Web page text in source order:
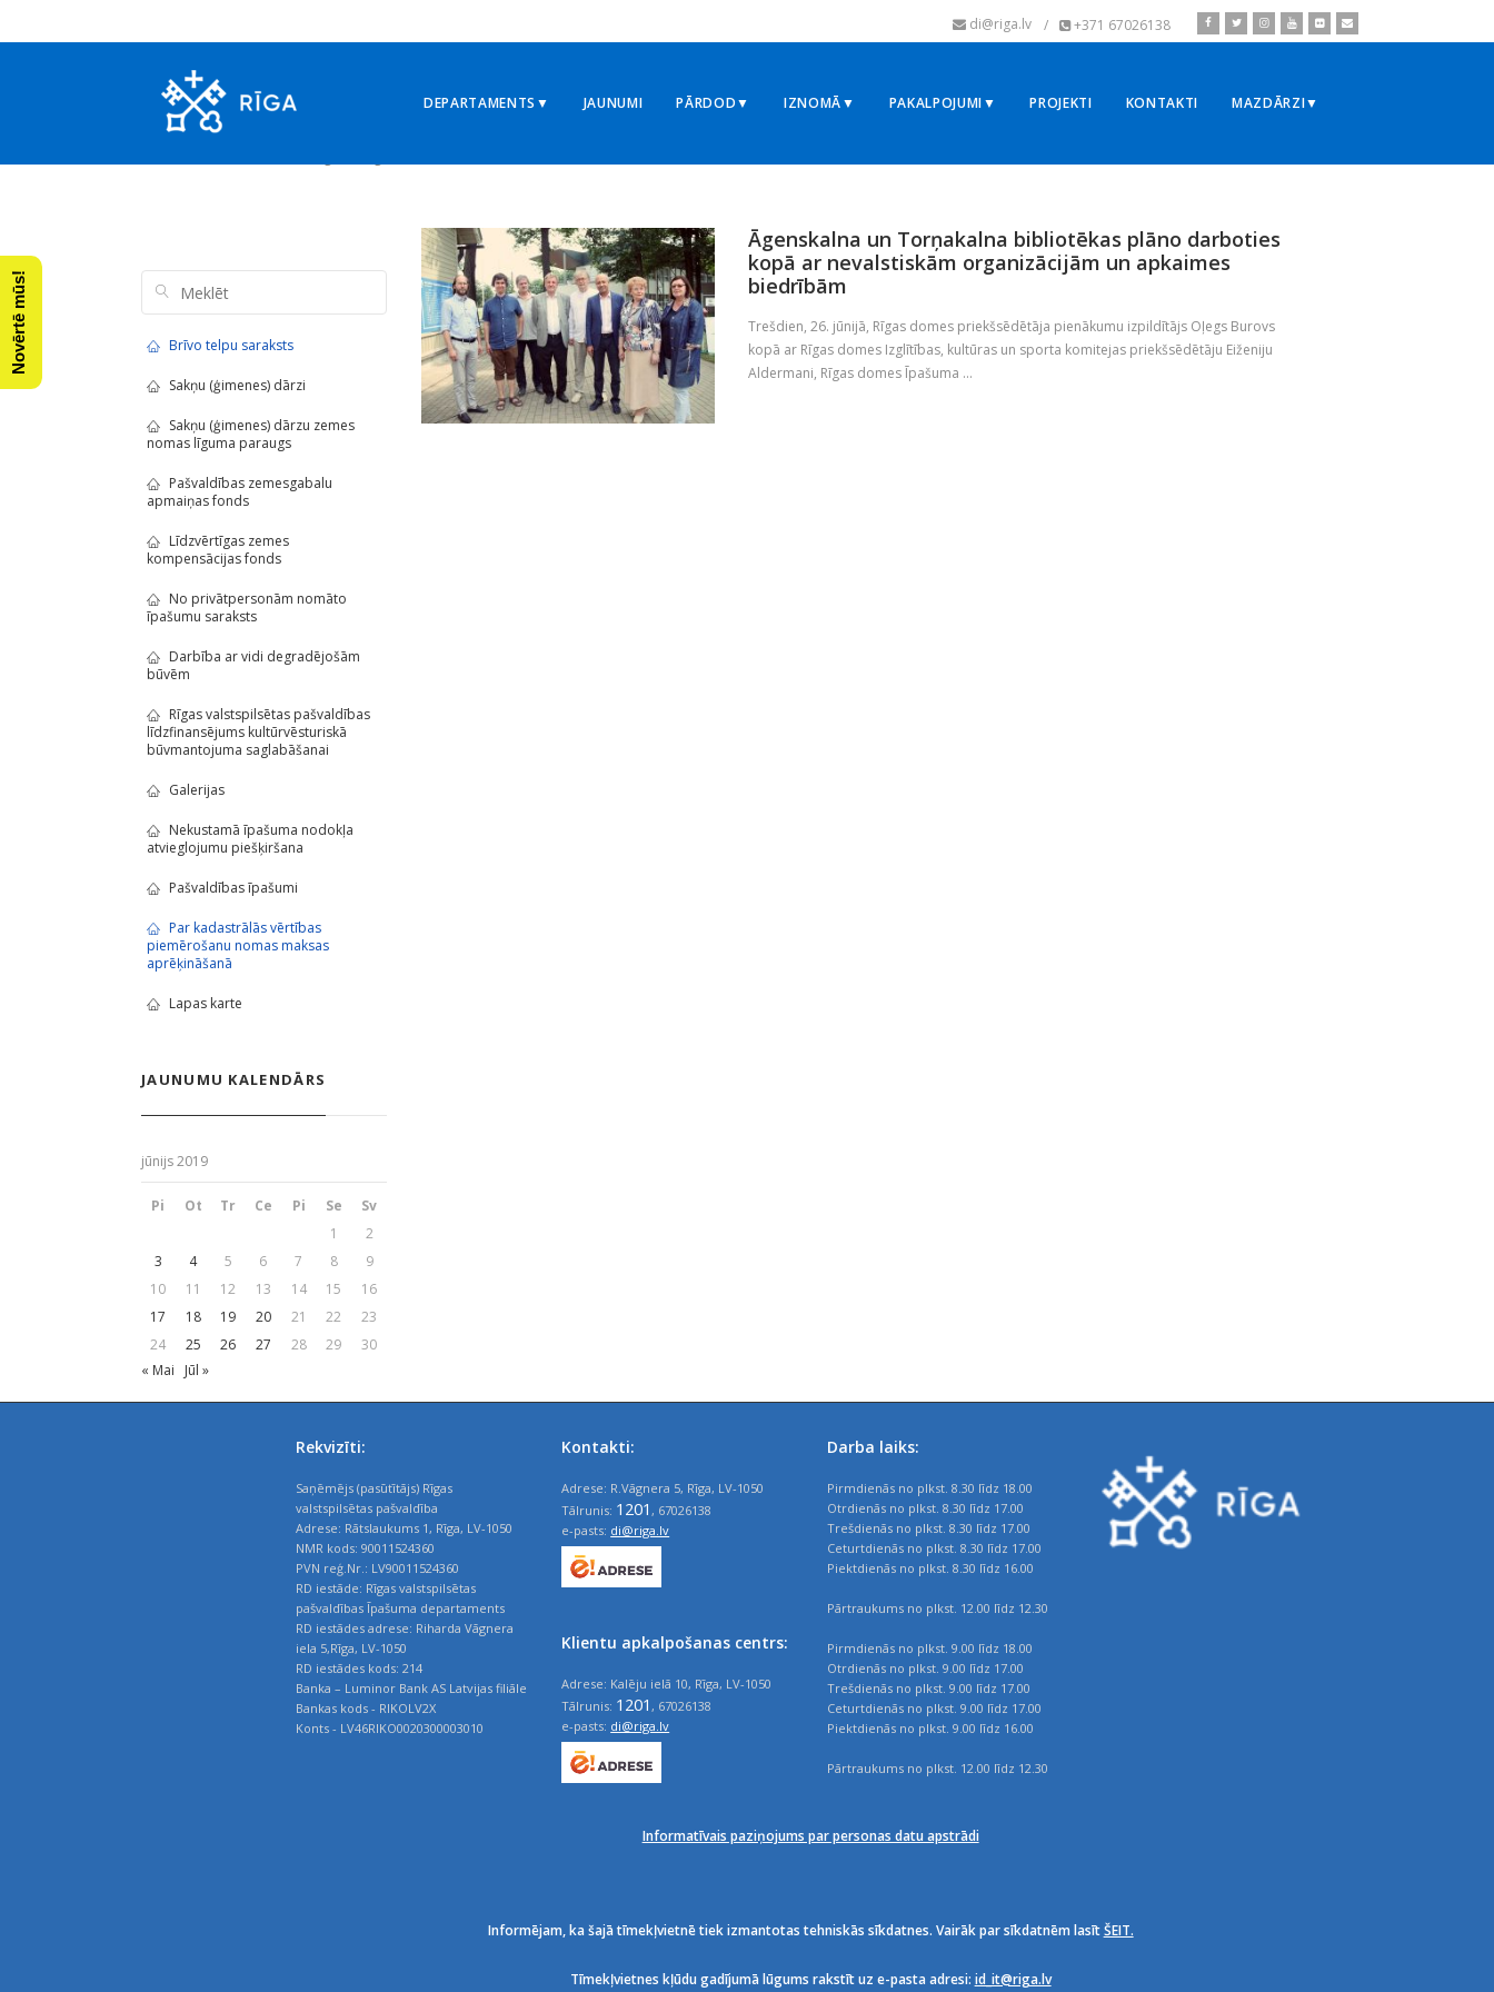
di@riga.lv / +371 67026138
DEPARTAMENTS▼ JAUNUMI PĀRDOD▼ IZNOMĀ▼ PAKALPOJUMI▼ PROJEKTI KONTAKTI MAZDĀRZI▼
Āgenskalna un Torņakalna bibliotēkas plāno darboties
kopā ar nevalstiskām organizācijām un apkaimes
biedrībām
Trešdien, 26. jūnijā, Rīgas domes priekšsēdētāja pienākumu izpildītājs Oļegs Burovs
kopā ar Rīgas domes Izglītības, kultūras un sporta komitejas priekšsēdētāju Eiženiju
Aldermani, Rīgas domes Īpašuma ...
Brīvo telpu saraksts
Sakņu (ģimenes) dārzi
Sakņu (ģimenes) dārzu zemes
nomas līguma paraugs
Pašvaldības zemesgabalu
apmaiņas fonds
Līdzvērtīgas zemes
kompensācijas fonds
No privātpersonām nomāto
īpašumu saraksts
Darbība ar vidi degradējošām
būvēm
Rīgas valstspilsētas pašvaldības
līdzfinansējums kultūrvēsturiskā
būvmantojuma saglabāšanai
Galerijas
Nekustamā īpašuma nodokļa
atvieglojumu piešķiršana
Pašvaldības īpašumi
Par kadastrālās vērtības
piemērošanu nomas maksas
aprēķināšanā
Lapas karte
JAUNUMU KALENDĀRS
jūnijs 2019
Pi Ot Tr Ce Pi Se
Sv
1
2
3
4 5 6 7 8
9
10
11 12 13 14 15
16
17
18 19 20 21 22
23
24
25 26 27 28 29
30
« Mai
Jūl »
Rekvizīti:
Saņēmējs (pasūtītājs) Rīgas
valstspilsētas pašvaldība
Adrese: Rātslaukums 1, Rīga, LV-1050
NMR kods: 90011524360
PVN reģ.Nr.: LV90011524360
RD iestāde: Rīgas valstspilsētas
pašvaldības Īpašuma departaments
RD iestādes adrese: Riharda Vāgnera
iela 5,Rīga, LV-1050
RD iestādes kods: 214
Banka – Luminor Bank AS Latvijas filiāle
Bankas kods - RIKOLV2X
Konts - LV46RIKO0020300003010
Kontakti:
Adrese: R.Vāgnera 5, Rīga, LV-1050
Tālrunis: 1201, 67026138
e-pasts: di@riga.lv
Klientu apkalpošanas centrs:
Adrese: Kalēju ielā 10, Rīga, LV-1050
Tālrunis: 1201, 67026138
e-pasts: di@riga.lv
Darba laiks:
Pirmdienās no plkst. 8.30 līdz 18.00
Otrdienās no plkst. 8.30 līdz 17.00
Trešdienās no plkst. 8.30 līdz 17.00
Ceturtdienās no plkst. 8.30 līdz 17.00
Piektdienās no plkst. 8.30 līdz 16.00
Pārtraukums no plkst. 12.00 līdz 12.30
Pirmdienās no plkst. 9.00 līdz 18.00
Otrdienās no plkst. 9.00 līdz 17.00
Trešdienās no plkst. 9.00 līdz 17.00
Ceturtdienās no plkst. 9.00 līdz 17.00
Piektdienās no plkst. 9.00 līdz 16.00
Pārtraukums no plkst. 12.00 līdz 12.30
Informatīvais paziņojums par personas datu apstrādi
Informējam, ka šajā tīmekļvietnē tiek izmantotas tehniskās sīkdatnes. Vairāk par sīkdatnēm lasītŠEIT.
Tīmekļvietnes kļūdu gadījumā lūgums rakstīt uz e-pasta adresi: id_it@riga.lv
Novērtē mūs!